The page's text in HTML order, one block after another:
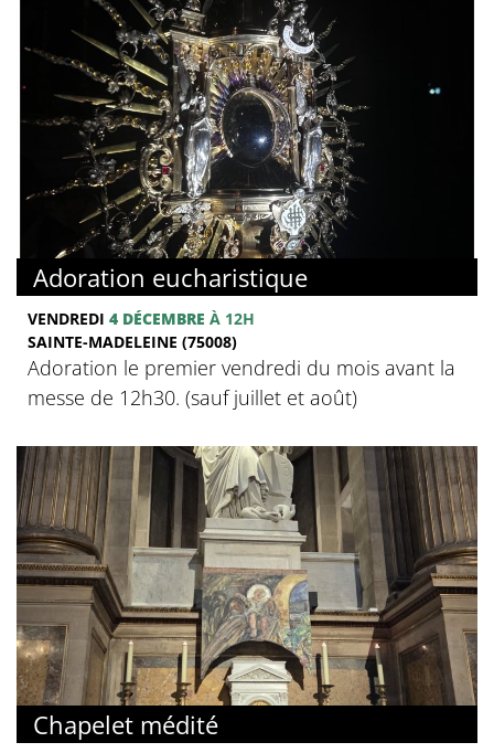
Adoration eucharistique
VENDREDI 4 DÉCEMBRE À 12H
SAINTE-MADELEINE (75008)
Adoration le premier vendredi du mois avant la
messe de 12h30. (sauf juillet et août)
Chapelet médité